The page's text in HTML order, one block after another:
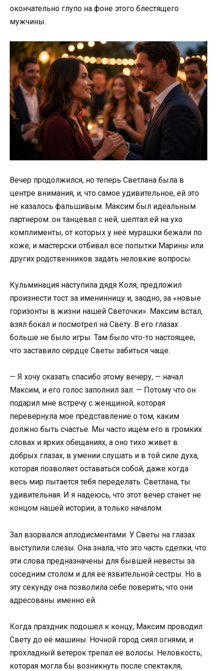
окончательно глупо на фоне этого блестящего
мужчины.
Вечер продолжился, но теперь Светлана была в
центре внимания, и, что самое удивительное, ей это
не казалось фальшивым. Максим был идеальным
партнером: он танцевал с ней, шептал ей на ухо
комплименты, от которых у неё мурашки бежали по
коже, и мастерски отбивал все попытки Марины или
других родственников задать неловкие вопросы.
Кульминация наступила дядя Коля, предложил
произнести тост за именинницу и, заодно, за «новые
горизонты в жизни нашей Светочки». Максим встал,
взял бокал и посмотрел на Свету. В его глазах
больше не было игры. Там было что-то настоящее,
что заставило сердце Светы забиться чаще.
— Я хочу сказать спасибо этому вечеру, — начал
Максим, и его голос заполнил зал. — Потому что он
подарил мне встречу с женщиной, которая
перевернула мое представление о том, каким
должно быть счастье. Мы часто ищем его в громких
словах и ярких обещаниях, а оно тихо живет в
добрых глазах, в умении слушать и в той силе духа,
которая позволяет оставаться собой, даже когда
весь мир пытается тебя переделать. Светлана, ты
удивительная. И я надеюсь, что этот вечер станет не
концом нашей истории, а только началом.
Зал взорвался аплодисментами. У Светы на глазах
выступили слезы. Она знала, что это часть сделки, что
эти слова предназначены для бывшей невесты за
соседним столом и для её язвительной сестры. Но в
эту секунду она позволила себе поверить, что они
адресованы именно ей.
Когда праздник подошел к концу, Максим проводил
Свету до её машины. Ночной город сиял огнями, и
прохладный ветерок трепал её волосы. Неловкость,
которая могла бы возникнуть после спектакля,